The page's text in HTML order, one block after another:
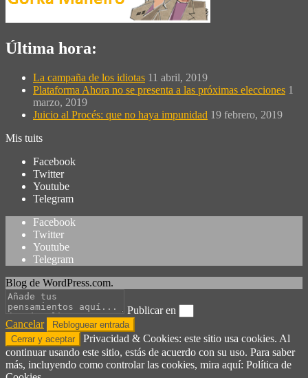
Última hora:
La campaña de los idiotas 11 abril, 2019
Plataforma Ahora no se presenta a las próximas elecciones 1
marzo, 2019
Juicio al Procés: que no haya impunidad 19 febrero, 2019
Mis tuits
Facebook
Twitter
Youtube
Telegram
Facebook
Twitter
Youtube
Telegram
Blog de WordPress.com.
Publicar en
Cancelar
Privacidad & Cookies: este sitio usa cookies. Al
continuar usando este sitio, estás de acuerdo con su uso. Para saber
más, incluyendo como controlar las cookies, mira aquí: Política de